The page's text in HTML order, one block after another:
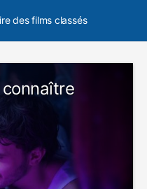
des films classés